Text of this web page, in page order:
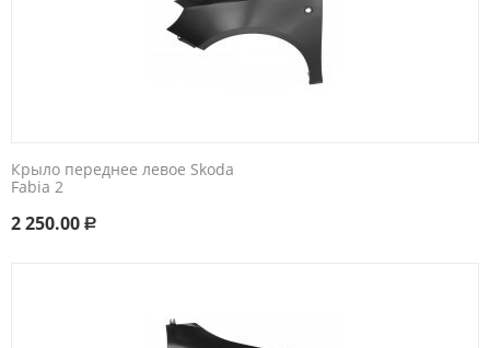
Крыло переднее левое Skoda
Fabia 2
2 250.00 Р